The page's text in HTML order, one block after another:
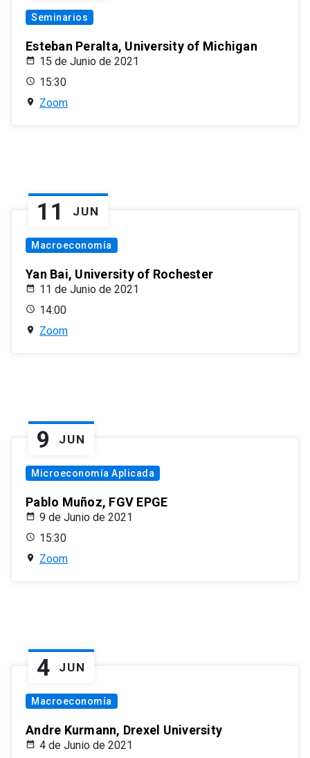
Seminarios
Esteban Peralta, University of Michigan
15 de Junio de 2021
15:30
Zoom
11 JUN
Macroeconomía
Yan Bai, University of Rochester
11 de Junio de 2021
14:00
Zoom
9 JUN
Microeconomía Aplicada
Pablo Muñoz, FGV EPGE
9 de Junio de 2021
15:30
Zoom
4 JUN
Macroeconomía
Andre Kurmann, Drexel University
4 de Junio de 2021